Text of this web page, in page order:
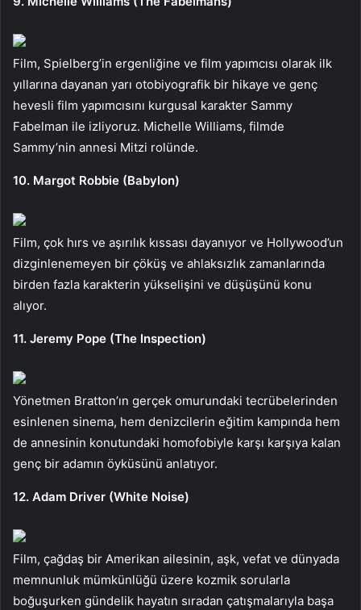
Film, Spielberg’in ergenliğine ve film yapımcısı olarak ilk
yıllarına dayanan yarı otobiyografik bir hikaye ve genç
hevesli film yapımcısını kurgusal karakter Sammy
Fabelman ile izliyoruz. Michelle Williams, filmde
Sammy’nin annesi Mitzi rolünde.
10. Margot Robbie (Babylon)
Film, çok hırs ve aşırılık kıssası dayanıyor ve Hollywood’un
dizginlenemeyen bir çöküş ve ahlaksızlık zamanlarında
birden fazla karakterin yükselişini ve düşüşünü konu
alıyor.
11. Jeremy Pope (The Inspection)
Yönetmen Bratton’ın gerçek omurundaki tecrübelerinden
esinlenen sinema, hem denizcilerin eğitim kampında hem
de annesinin konutundaki homofobiyle karşı karşıya kalan
genç bir adamın öyküsünü anlatıyor.
12. Adam Driver (White Noise)
Film, çağdaş bir Amerikan ailesinin, aşk, vefat ve dünyada
memnunluk mümkünlüğü üzere kozmik sorularla
boğuşurken gündelik hayatın sıradan çatışmalarıyla başa